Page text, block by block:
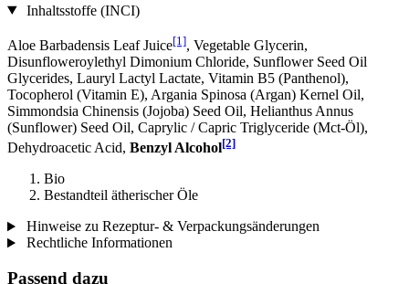
Inhaltsstoffe (INCI)
Aloe Barbadensis Leaf Juice[1], Vegetable Glycerin,
Disunfloweroylethyl Dimonium Chloride, Sunflower Seed Oil
Glycerides, Lauryl Lactyl Lactate, Vitamin B5 (Panthenol),
Tocopherol (Vitamin E), Argania Spinosa (Argan) Kernel Oil,
Simmondsia Chinensis (Jojoba) Seed Oil, Helianthus Annus
(Sunflower) Seed Oil, Caprylic / Capric Triglyceride (Mct-Öl),
Dehydroacetic Acid, Benzyl Alcohol[2]
Bio
Bestandteil ätherischer Öle
Hinweise zu Rezeptur- & Verpackungsänderungen
Rechtliche Informationen
Passend dazu